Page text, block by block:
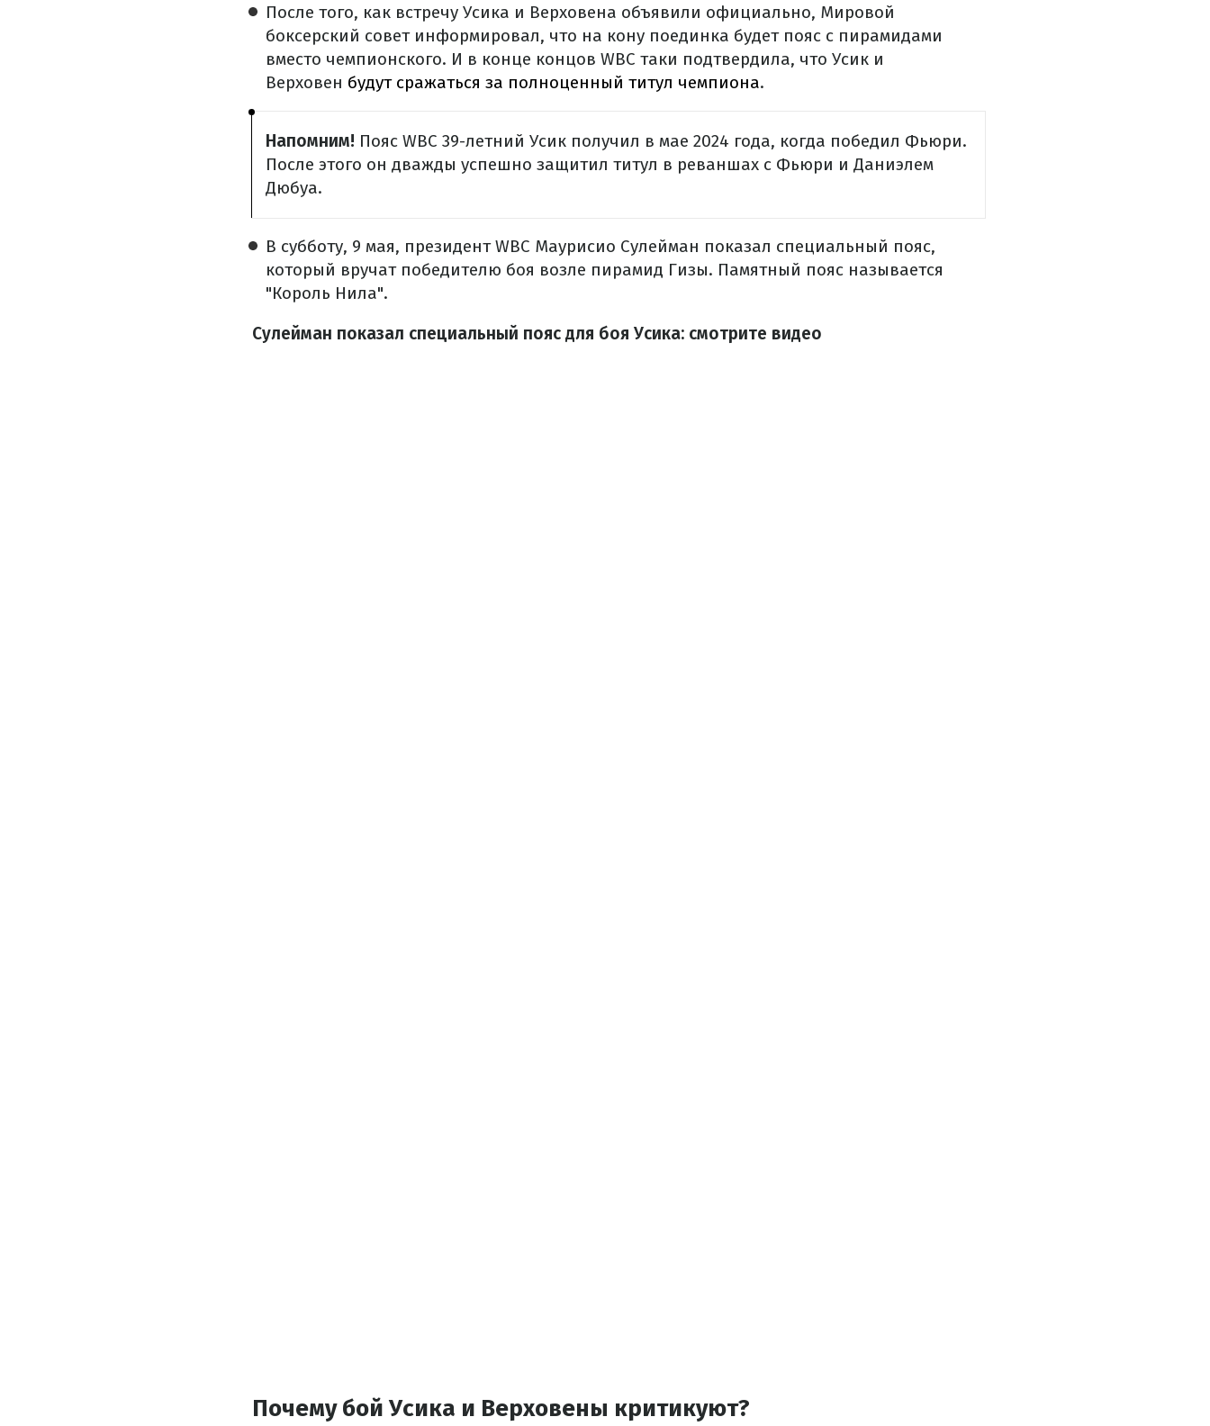
После того, как встречу Усика и Верховена объявили официально, Мировой
боксерский совет информировал, что на кону поединка будет пояс с пирамидами
вместо чемпионского. И в конце концов WBC таки подтвердила, что Усик и
Верховен будут сражаться за полноценный титул чемпиона.
Напомним! Пояс WBC 39-летний Усик получил в мае 2024 года, когда победил Фьюри.
После этого он дважды успешно защитил титул в реваншах с Фьюри и Даниэлем
Дюбуа.
В субботу, 9 мая, президент WBC Маурисио Сулейман показал специальный пояс,
который вручат победителю боя возле пирамид Гизы. Памятный пояс называется
"Король Нила".
Сулейман показал специальный пояс для боя Усика: смотрите видео
Почему бой Усика и Верховены критикуют?